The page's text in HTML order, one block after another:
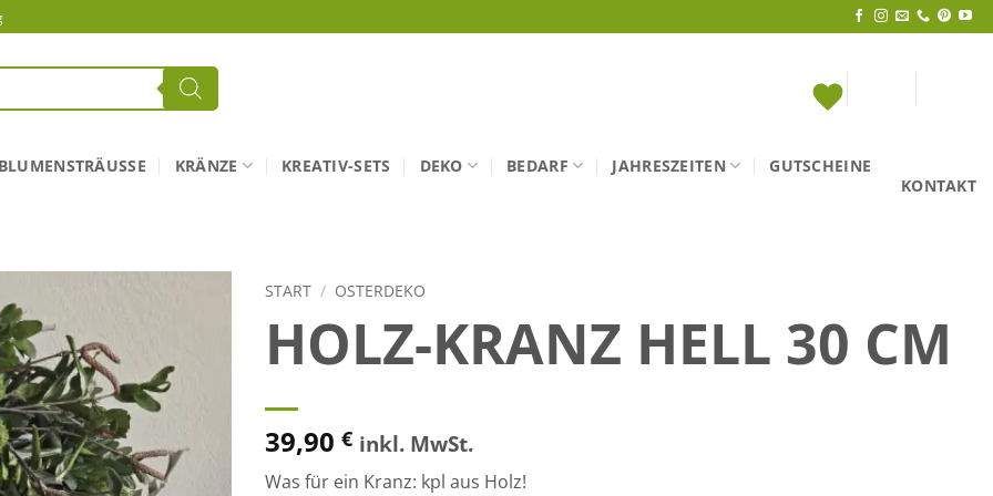
BLUMENSTRÄUSSE KRÄNZE KREATIV-SETS DEKO BEDARF JAHRESZEITEN
GUTSCHEINE
KONTAKT
START / OSTERDEKO
HOLZ-KRANZ HELL 30 CM
39,90 € inkl. MwSt.
Was für ein Kranz: kpl aus Holz!